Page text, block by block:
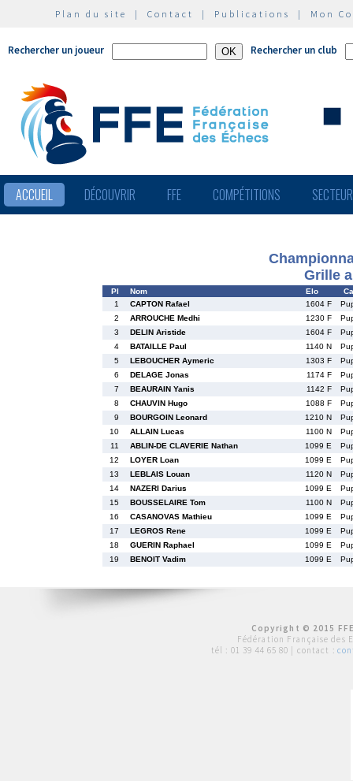
Plan du site | Contact | Publications | Mon
Rechercher un joueur Rechercher un club
ACCUEIL DÉCOUVRIR FFE COMPÉTITIONS
Grille
Pl Nom Elo
1
CAPTON Rafael 1604 F
2
ARROUCHE Medhi 1230 F
3
DELIN Aristide 1604 F
4
BATAILLE Paul 1140 N
5
LEBOUCHER Aymeric 1303 F
6
DELAGE Jonas 1174 F
7
BEAURAIN Yanis 1142 F
8
CHAUVIN Hugo 1088 F
9
BOURGOIN Leonard 1210 N
10
ALLAIN Lucas 1100 N
11
ABLIN-DE CLAVERIE Nathan 1099 E
12
LOYER Loan 1099 E
13
LEBLAIS Louan 1120 N
14
NAZERI Darius 1099 E
15
BOUSSELAIRE Tom 1100 N
16
CASANOVAS Mathieu 1099 E
17
LEGROS Rene 1099 E
18
GUERIN Raphael 1099 E
19
BENOIT Vadim 1099 E
Copyright © 2015
Fédération Française des
tél : 01 39 44 65 80 | contact :